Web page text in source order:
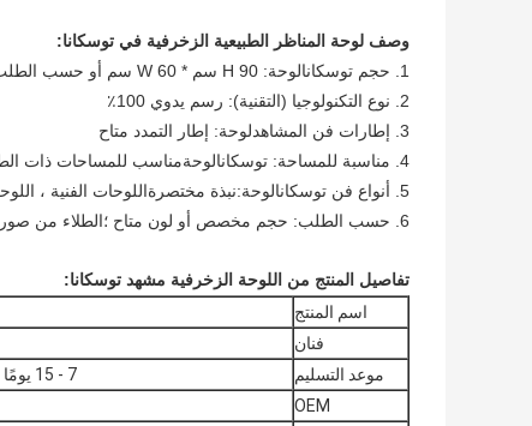
وصف لوحة المناظر الطبيعية الزخرفية في توسكانا:
1. حجم توسكانا
لوحة: H 90 سم * W 60 سم أو حسب الطلب
2. نوع التكنولوجيا (التقنية): رسم يدوي 100٪
3. إطارات فن المشاهد
لوحة: إطار التمدد متاح
4. مناسبة للمساحة: توسكانا
لوحةمناسب للمساحات ذات
5. أنواع فن توسكانا
لوحة:نبذة مختصرةاللوحات الفنية ،
6. حسب الطلب: حجم مخصص أو لون متاح ؛الطلاء من صور العملاء متاح
تفاصيل المنتج من اللوحة الزخرفية مشهد توسكانا:
اسم المنتج
فنان
موعد التسليم
7 - 15 يومًا للكمية أقل من 100 قطعة ، 25 - 30 يومًا لطلب الحاوية
OEM